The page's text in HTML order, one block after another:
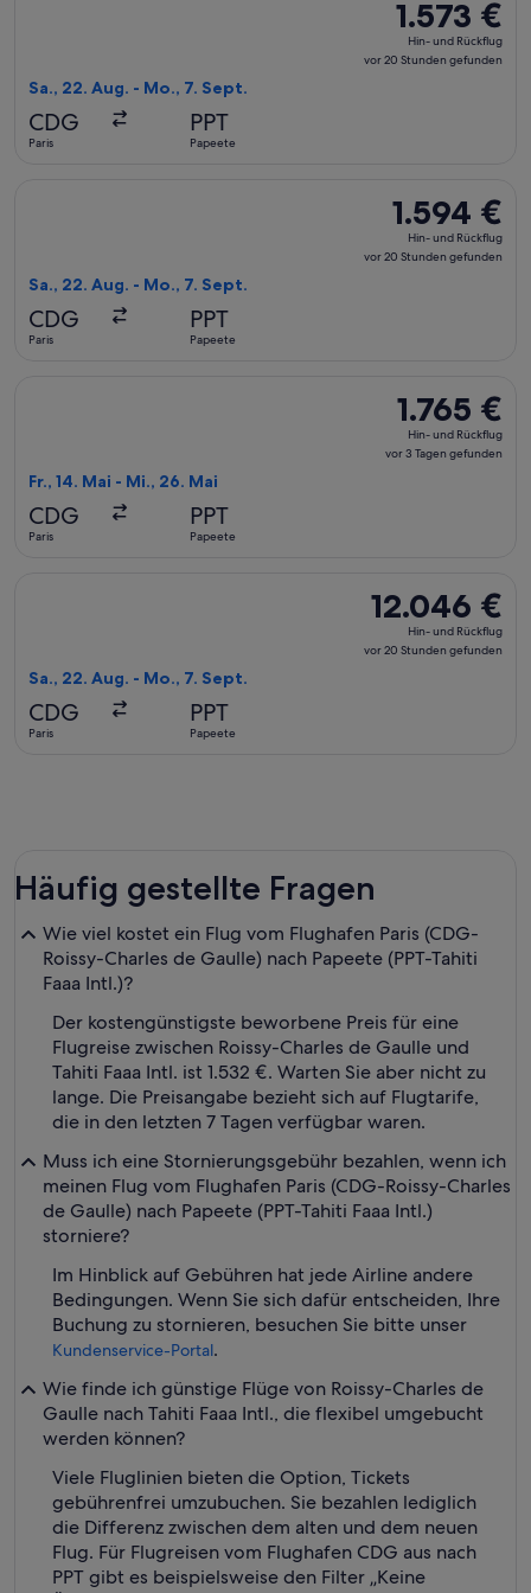
1.573 €
Hin-
und
1.573 €
Hin- und Rückflug
vor 20 Stunden gefunden
Sa., 22. Aug. - Mo., 7. Sept.
CDG
Paris
PPT
Papeete
1.594 €
Hin-
und
1.594 €
Hin- und Rückflug
vor 20 Stunden gefunden
Sa., 22. Aug. - Mo., 7. Sept.
CDG
Paris
PPT
Papeete
1.765 €
Hin-
und
1.765 €
Hin- und Rückflug
vor 3 Tagen gefunden
Fr., 14. Mai - Mi., 26. Mai
CDG
Paris
PPT
Papeete
12.046 €
Hin-
und
12.046 €
Hin- und Rückflug
vor 20 Stunden gefunden
Sa., 22. Aug. - Mo., 7. Sept.
CDG
Paris
PPT
Papeete
Häufig gestellte Fragen
Wie viel kostet ein Flug vom Flughafen Paris (CDG-
Roissy-Charles de Gaulle) nach Papeete (PPT-Tahiti
Faaa Intl.)?
Der kostengünstigste beworbene Preis für eine
Flugreise zwischen Roissy-Charles de Gaulle und
Tahiti Faaa Intl. ist 1.532 €. Warten Sie aber nicht zu
lange. Die Preisangabe bezieht sich auf Flugtarife,
die in den letzten 7 Tagen verfügbar waren.
Muss ich eine Stornierungsgebühr bezahlen, wenn ich
meinen Flug vom Flughafen Paris (CDG-Roissy-Charles
de Gaulle) nach Papeete (PPT-Tahiti Faaa Intl.)
storniere?
Im Hinblick auf Gebühren hat jede Airline andere
Bedingungen. Wenn Sie sich dafür entscheiden, Ihre
Buchung zu stornieren, besuchen Sie bitte unser
Kundenservice-Portal.
Wie finde ich günstige Flüge von Roissy-Charles de
Gaulle nach Tahiti Faaa Intl., die flexibel umgebucht
werden können?
Viele Fluglinien bieten die Option, Tickets
gebührenfrei umzubuchen. Sie bezahlen lediglich
die Differenz zwischen dem alten und dem neuen
Flug. Für Flugreisen vom Flughafen CDG aus nach
PPT gibt es beispielsweise den Filter „Keine